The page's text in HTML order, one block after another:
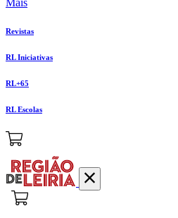
Mais
Revistas
RL Iniciativas
RL+65
RL Escolas